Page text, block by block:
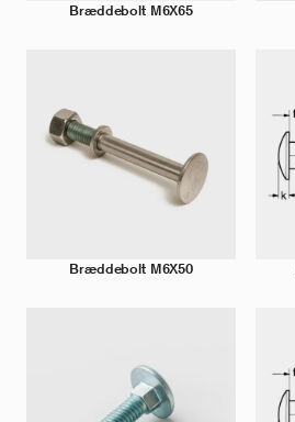
Bræddebolt M6X65
Bræddebolt M6X50